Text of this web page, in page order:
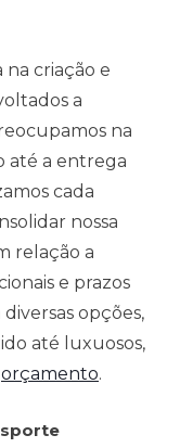
na criação e
a
na
até a entrega
cada
nossa
relação a
e prazos
opções,
até luxuosos,
orçamento.